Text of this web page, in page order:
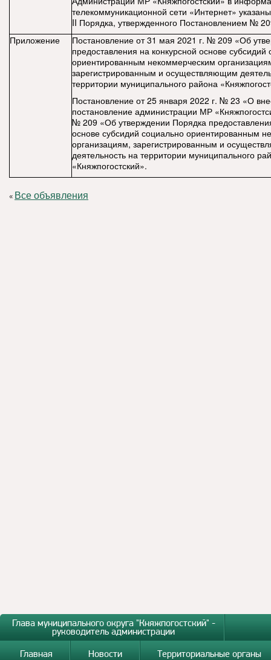
телекоммуникационной сети «Интернет»
II Порядка, утвержденного Постановлением №
Приложение
Постановление от 31 мая 2021 г. № 209 «Об
предоставления на конкурсной основе субсидий
ориентированным некоммерческим
зарегистрированным и осуществляющим
территории муниципального района
Постановление от 25 января 2022 г. № 23 «О
постановление администрации МР
№ 209 «Об утверждении Порядка
основе субсидий социально ориентированным
организациям, зарегистрированным и
деятельность на территории муниципального
«Княжпогостский».
« Все объявления
Глава муниципального округа "Княжпогостский" -
руководитель администрации
Главная
Новости Территориальные органы